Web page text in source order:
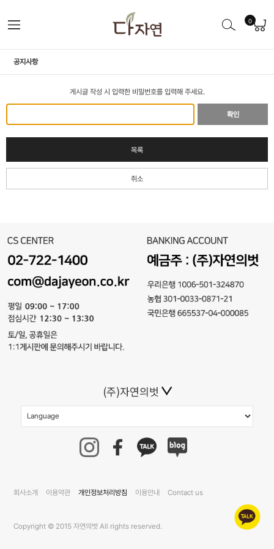
0
공지사항
게시글 작성 시 입력한 비밀번호를 입력해 주세요.
확인
목록
취소
(주)자연의벗
회사소개 이용약관 개인정보처리방침 이용안내 Contact us
Copyright © 2015 자연의벗 All rights reserved.